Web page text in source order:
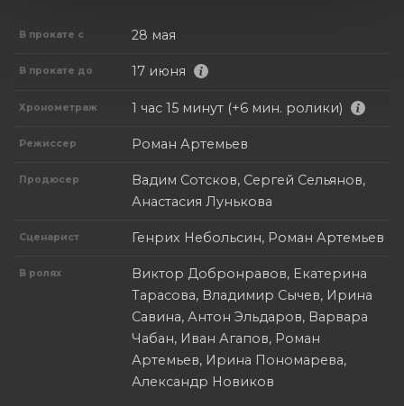
В прокате с 28 мая
В прокате до 17 июня
Хронометраж 1 час 15 минут (+6 мин. ролики)
Режиссер Роман Артемьев
Продюсер
Вадим Сотсков, Сергей Сельянов,
Анастасия Лунькова
Сценарист Генрих Небольсин, Роман Артемьев
В ролях
Виктор Добронравов, Екатерина
Тарасова, Владимир Сычев, Ирина
Савина, Антон Эльдаров, Варвара
Чабан, Иван Агапов, Роман
Артемьев, Ирина Пономарева,
Александр Новиков